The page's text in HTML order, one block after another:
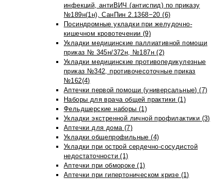
инфекций, антиВИЧ (антиспид) по приказу
№189н(1н), СанПин 2.1368−20 (6)
Посиндромные укладки при желудочно-
кишечном кровотечении (9)
Укладки медицинские паллиативной помощи
приказ № 345н/372н, №187н (2)
Укладки медицинские противопедикулезные
приказ №342, противочесоточные приказ
№162(4)
Аптечки первой помощи (универсальные) (7)
Наборы для врача общей практики (1)
Фельдшерские наборы (1)
Укладки экстренной личной профилактики (3)
Аптечки для дома (7)
Укладки общепрофильные (4)
Укладки при острой сердечно-сосудистой
недостаточности (1)
Аптечки при обмороке (1)
Аптечки при гипертоническом кризе (1)